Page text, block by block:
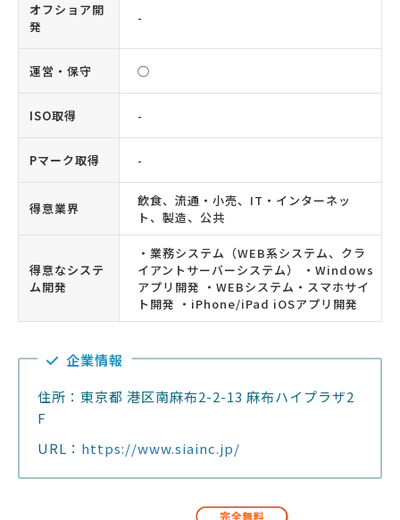
オフショア開
発
-
運営・保守 ◯
ISO取得 -
Pマーク取得 -
得意業界
飲食、流通・小売、IT・インターネッ
ト、製造、公共
得意なシステ
ム開発
・業務システム（WEB系システム、クラ
イアントサーバーシステム） ・Windows
アプリ開発 ・WEBシステム・スマホサイ
ト開発 ・iPhone/iPad iOSアプリ開発
企業情報
住所：東京都 港区南麻布2-2-13 麻布ハイプラザ2
F
URL： https://www.siainc.jp/